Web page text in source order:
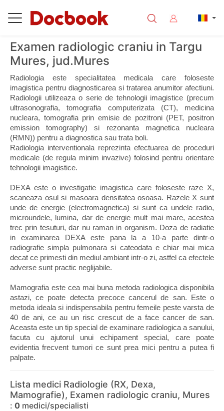
Examen radiologic craniu in Targu
Mures, jud.Mures
Radiologia este specialitatea medicala care foloseste
imagistica pentru diagnosticarea si tratarea anumitor afectiuni.
Radiologii utilizeaza o serie de tehnologii imagistice (precum
ultrasonografia, tomografia computerizata (CT), medicina
nucleara, tomografia prin emisie de pozitroni (PET, positron
emission tomography) si rezonanta magnetica nucleara
(RMN)) pentru a diagnostica sau trata boli.
Radiologia interventionala reprezinta efectuarea de proceduri
medicale (de regula minim invazive) folosind pentru orientare
tehnologii imagistice.
DEXA este o investigatie imagistica care foloseste raze X,
scaneaza osul si masoara densitatea osoasa. Razele X sunt
unde de energie (electromagnetica) si sunt ca undele radio,
microundele, lumina, dar de energie mult mai mare, acestea
trec prin tesuturi, dar nu raman in organism. Doza de radiatie
in examinarea DEXA este pana la a 10-a parte dintr-o
radiografie simpla pulmonara si cateodata e chiar mai mica
decat ce primesti din mediul ambiant intr-o zi, astfel ca efectele
adverse sunt practic neglijabile.
Mamografia este cea mai buna metoda radiologica disponibila
astazi, ce poate detecta precoce cancerul de san. Este o
metoda ideala si indispensabila pentru femeile peste varsta de
Aceasta este un tip special de examinare radiologica a sanului,
facuta cu ajutorul unui echipament special, care poate
evidentia frecvent tumori ce sunt prea mici pentru a putea fi
palpate.
Lista medici Radiologie (RX, Dexa,
Mamografie), Examen radiologic craniu, Mures
: 0 medici/specialisti